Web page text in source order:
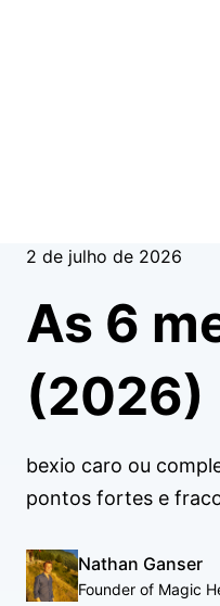
2 de julho de 2026
As 6
(2026)
bexio caro ou
pontos fortes e
Nathan Ganser
Founder of Magic